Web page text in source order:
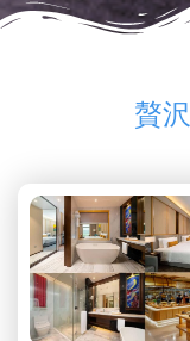
贅